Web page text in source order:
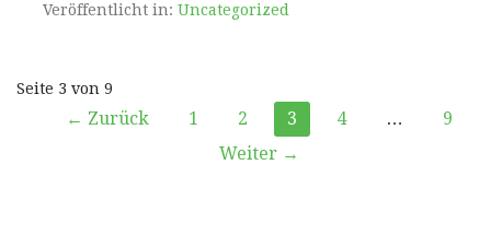
Veröffentlicht in: Uncategorized
Beitrag
Seite 3 von 9
← Zurück 1 2 3 4 …
9
Weiter →